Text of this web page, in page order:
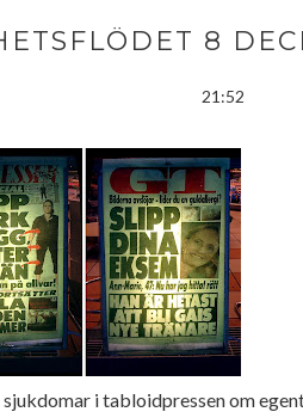
8
21:52
i tabloidpressen om